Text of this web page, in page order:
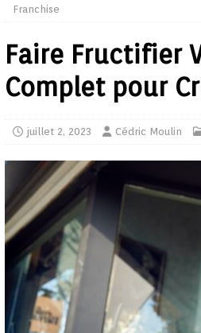
Franchise
Faire Fructifier
Complet pour
juillet 2, 2023 Cédric Moulin